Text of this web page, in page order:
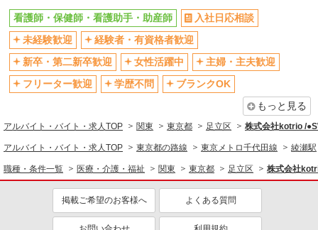
社会保険あり
産休・育休取得実績あり
退職金・財形貯蓄制度あり
各種手当（家族・役職・インセン
ティブなど）あり
制服貸与
研修制度あり
資格取得支援制度あり
医療・介護・福祉
看護師・保健師・看護助手・助産師
同じ特徴から求人を探す
ミドル（40代～）活躍中
ボーナス・賞与あり
車通勤OK
看護師・保健師・看護助手・助産師
入社日応相談
未経験歓迎
経験者・有資格者歓迎
新卒・第二新卒歓迎
女性活躍中
主婦・主夫歓迎
フリーター歓迎
学歴不問
ブランクOK
もっと見る
アルバイト・バイト・求人TOP 関東 東京都 足立区 株式会社kotrio /
アルバイト・バイト・求人TOP 東京都の路線 東京メトロ千代田線 綾瀬駅
職種・条件一覧 医療・介護・福祉 関東 東京都 足立区 株式会社
掲載ご希望のお客様へ よくある質問